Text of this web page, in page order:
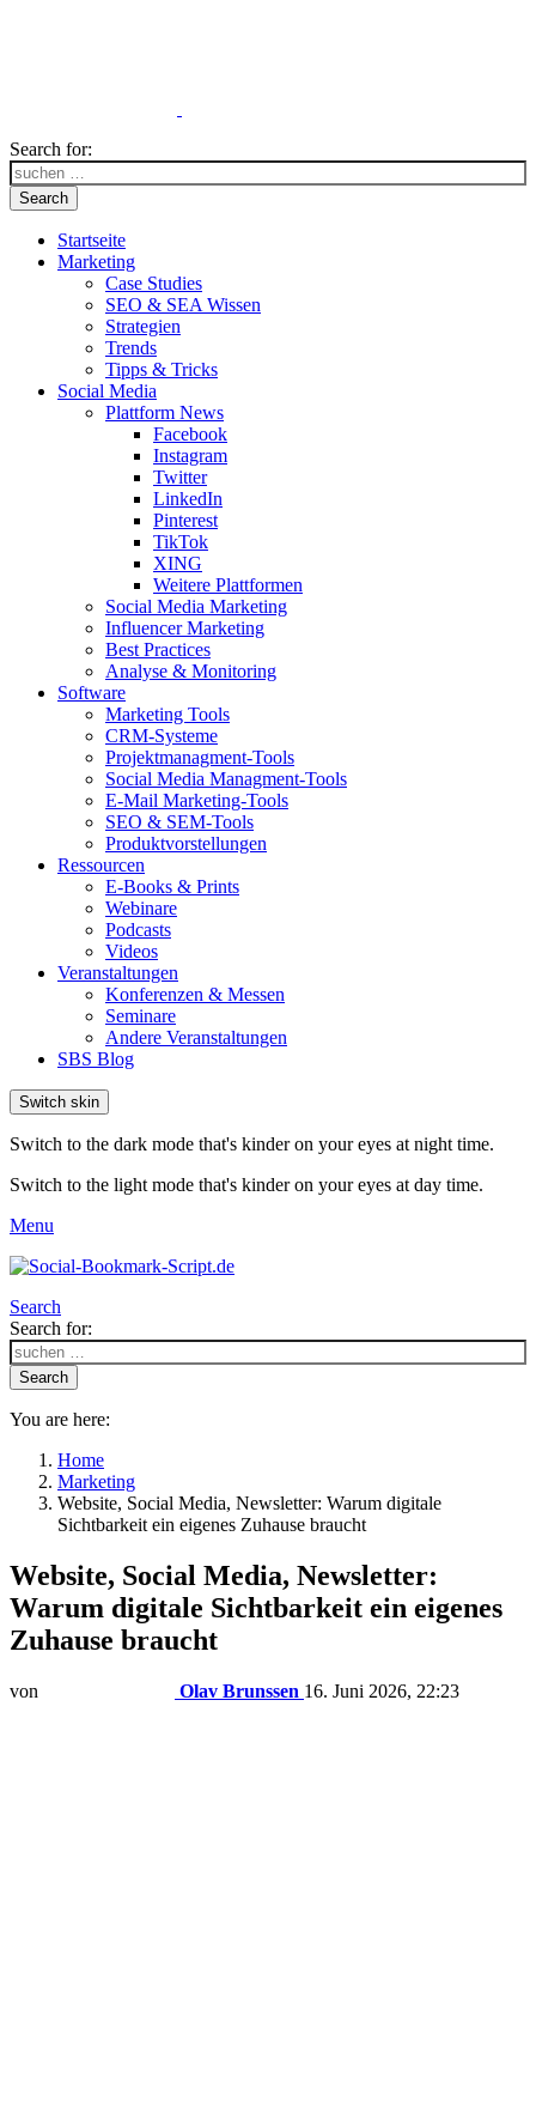
Search for:
Search
Startseite
Marketing
Case Studies
SEO & SEA Wissen
Strategien
Trends
Tipps & Tricks
Social Media
Plattform News
Facebook
Instagram
Twitter
LinkedIn
Pinterest
TikTok
XING
Weitere Plattformen
Social Media Marketing
Influencer Marketing
Best Practices
Analyse & Monitoring
Software
Marketing Tools
CRM-Systeme
Projektmanagment-Tools
Social Media Managment-Tools
E-Mail Marketing-Tools
SEO & SEM-Tools
Produktvorstellungen
Ressourcen
E-Books & Prints
Webinare
Podcasts
Videos
Veranstaltungen
Konferenzen & Messen
Seminare
Andere Veranstaltungen
SBS Blog
Switch skin
Switch to the dark mode that's kinder on your eyes at night time.
Switch to the light mode that's kinder on your eyes at day time.
Menu
Search
Search for:
Search
You are here:
Home
Marketing
Website, Social Media, Newsletter: Warum digitale
Sichtbarkeit ein eigenes Zuhause braucht
Website, Social Media, Newsletter:
Warum digitale Sichtbarkeit ein eigenes
Zuhause braucht
von Olav Brunssen 16. Juni 2026, 22:23